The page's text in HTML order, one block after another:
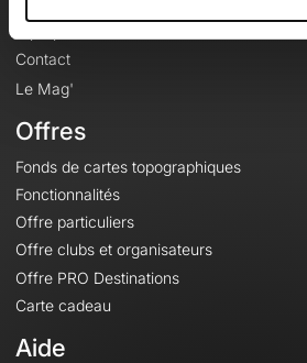
Contact
Le Mag'
Offres
Fonds de cartes topographiques
Fonctionnalités
Offre particuliers
Offre clubs et organisateurs
Offre PRO Destinations
Carte cadeau
Aide